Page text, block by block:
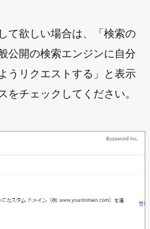
て欲しい場合は、「検索の
公開の検索エンジンに自分
うリクエストする」と表示
をチェックしてください。